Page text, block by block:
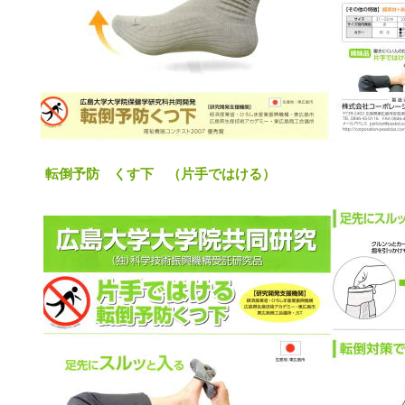
転倒予防 くす下 （片手ではける）